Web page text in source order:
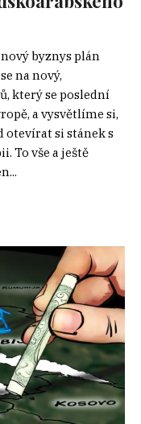
byznys plán
na nový,
který se poslední
a vysvětlíme si,
otevírat si stánek s
To vše a ještě